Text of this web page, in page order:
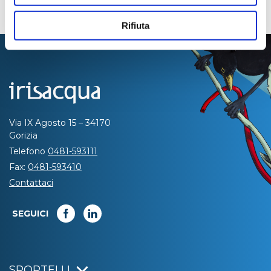
Rifiuta
Via IX Agosto 15 – 34170
Gorizia
Telefono 0481-593111
Fax: 0481-593410
Contattaci
SEGUICI